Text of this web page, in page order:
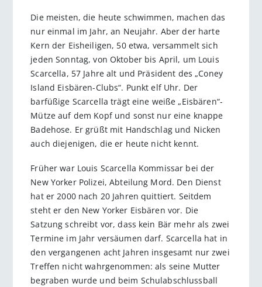
Die meisten, die heute schwimmen, machen das
nur einmal im Jahr, an Neujahr. Aber der harte
Kern der Eisheiligen, 50 etwa, versammelt sich
jeden Sonntag, von Oktober bis April, um Louis
Scarcella, 57 Jahre alt und Präsident des „Coney
Island Eisbären-Clubs“. Punkt elf Uhr. Der
barfüßige Scarcella trägt eine weiße „Eisbären“-
Mütze auf dem Kopf und sonst nur eine knappe
Badehose. Er grüßt mit Handschlag und Nicken
auch diejenigen, die er heute nicht kennt.
Früher war Louis Scarcella Kommissar bei der
New Yorker Polizei, Abteilung Mord. Den Dienst
hat er 2000 nach 20 Jahren quittiert. Seitdem
steht er den New Yorker Eisbären vor. Die
Satzung schreibt vor, dass kein Bär mehr als zwei
Termine im Jahr versäumen darf. Scarcella hat in
den vergangenen acht Jahren insgesamt nur zwei
Treffen nicht wahrgenommen: als seine Mutter
begraben wurde und beim Schulabschlussball